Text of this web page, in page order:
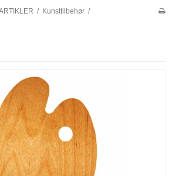
/ Kunsttilbehør /